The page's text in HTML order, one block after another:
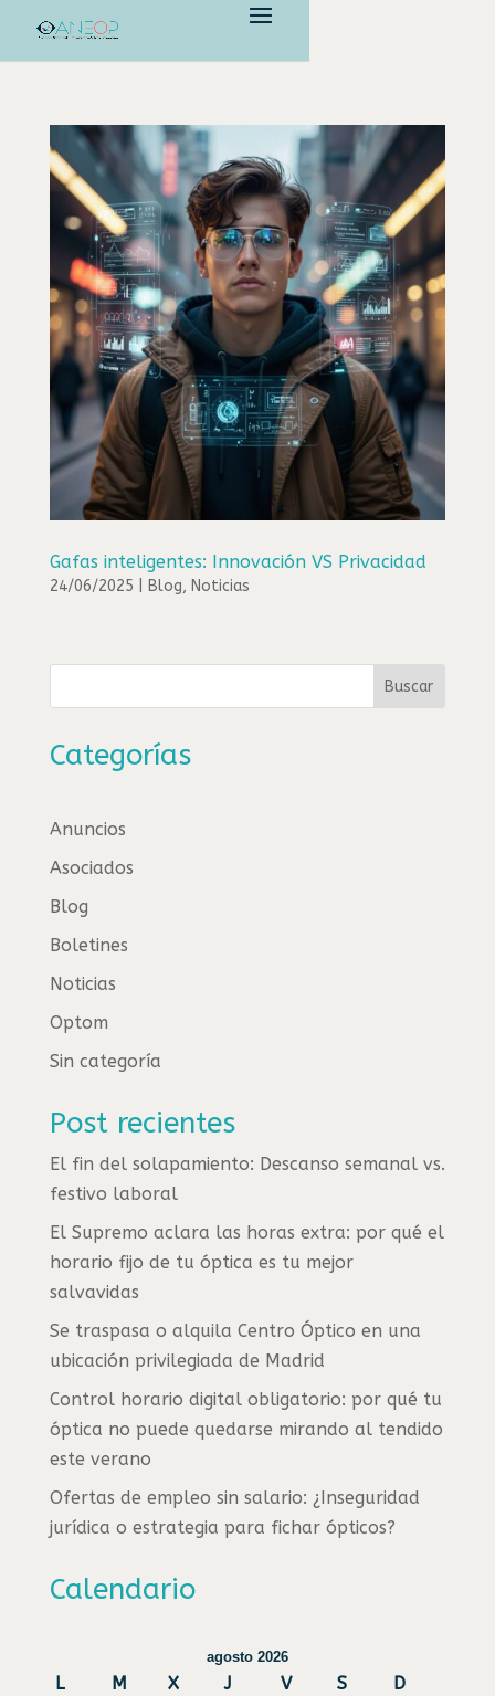
Gafas inteligentes: Innovación VS Privacidad
24/06/2025 Blog, Noticias
Buscar
Categorías
Anuncios
Asociados
Blog
Boletines
Noticias
Optom
Sin categoría
Post recientes
El fin del solapamiento: Descanso semanal vs.
festivo laboral
El Supremo aclara las horas extra: por qué el
horario fijo de tu óptica es tu mejor
salvavidas
Se traspasa o alquila Centro Óptico en una
ubicación privilegiada de Madrid
Control horario digital obligatorio: por qué tu
óptica no puede quedarse mirando al tendido
este verano
Ofertas de empleo sin salario: ¿Inseguridad
jurídica o estrategia para fichar ópticos?
Calendario
agosto 2026
L M X J V S
D